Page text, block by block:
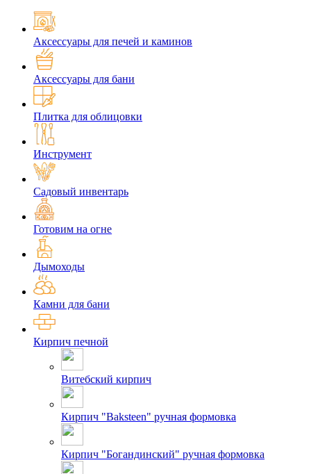
Аксессуары для печей и каминов
Аксессуары для бани
Плитка для облицовки
Инструмент
Садовый инвентарь
Готовим на огне
Дымоходы
Камни для бани
Кирпич печной
Витебский кирпич
Кирпич "Baksteen" ручная формовка
Кирпич "Богандинский" ручная формовка